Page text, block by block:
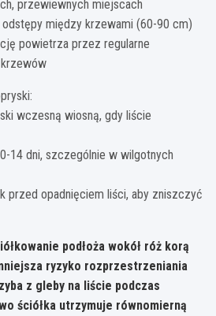
przewiewnych miejscach
między krzewami (60-90 cm)
powietrza przez regularne
wczesną wiosną, gdy liście
14 dni, szczególnie w wilgotnych
przed opadnięciem liści, aby zniszczyć
podłoża wokół róż korą
ryzyko rozprzestrzeniania
z gleby na liście podczas
ściółka utrzymuje równomierną